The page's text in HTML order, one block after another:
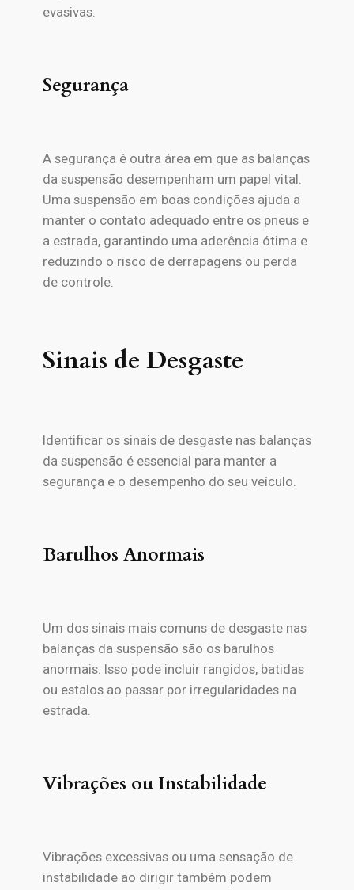
evasivas.
Segurança
A segurança é outra área em que as balanças
da suspensão desempenham um papel vital.
Uma suspensão em boas condições ajuda a
manter o contato adequado entre os pneus e
a estrada, garantindo uma aderência ótima e
reduzindo o risco de derrapagens ou perda
de controle.
Sinais de Desgaste
Identificar os sinais de desgaste nas balanças
da suspensão é essencial para manter a
segurança e o desempenho do seu veículo.
Barulhos Anormais
Um dos sinais mais comuns de desgaste nas
balanças da suspensão são os barulhos
anormais. Isso pode incluir rangidos, batidas
ou estalos ao passar por irregularidades na
estrada.
Vibrações ou Instabilidade
Vibrações excessivas ou uma sensação de
instabilidade ao dirigir também podem